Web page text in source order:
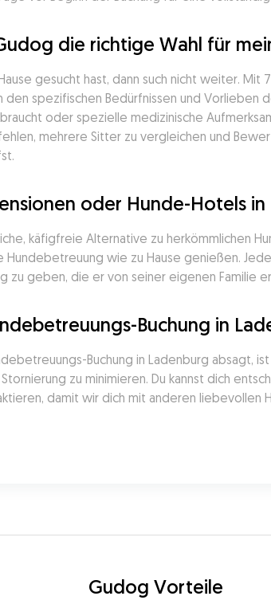
die richtige Wahl für
gesucht hast, dann such nicht weiter.
spezifischen Bedürfnissen und Vorlieben
oder spezielle medizinische
mehrere Sitter zu vergleichen und
oder Hunde-Hotels in
käfigfreie Alternative zu herkömmlichen
wie zu Hause genießen.
geben, die er von seiner eigenen Familie
Buchung in
Buchung in Ladenburg absagt,
zu minimieren. Du kannst dich
damit wir dich mit anderen liebevollen
Gudog Vorteile